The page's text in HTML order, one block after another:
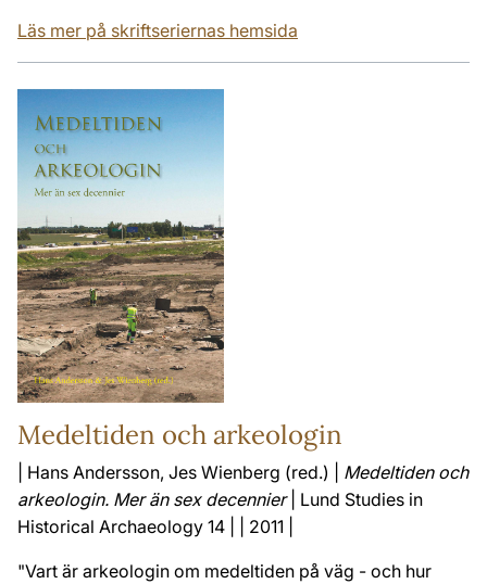
Läs mer på skriftseriernas hemsida
Medeltiden och arkeologin
| Hans Andersson, Jes Wienberg (red.) | Medeltiden och
arkeologin. Mer än sex decennier| Lund Studies in
Historical Archaeology 14 | | 2011 |
"Vart är arkeologin om medeltiden på väg - och hur